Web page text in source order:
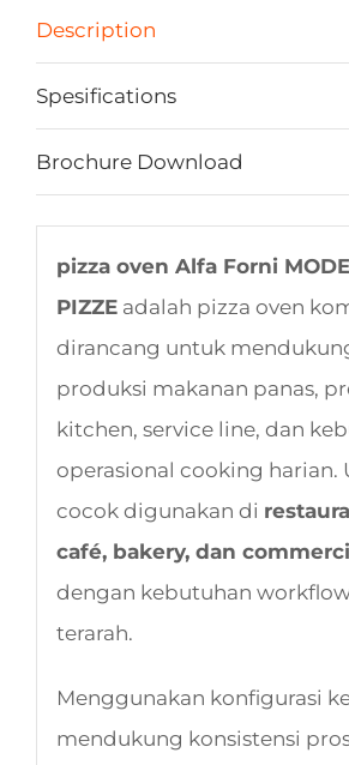
Description
Spesifications
Brochure Download
pizza oven Alfa Forni
PIZZEadalah pizza oven
dirancang untuk
produksi makanan panas,
kitchen, service line, dan
operasional cooking harian.
cocok digunakan di
café, bakery, dan
dengan kebutuhan
terarah.
Menggunakan konfigurasi
mendukung konsistensi